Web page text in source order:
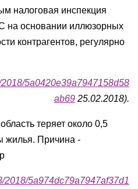
налоговая инспекция
на основании иллюзорных
контрагентов, регулярно
5a0420e39a7947158d58
ab69 25.02.2018).
теряет около 0,5
жилья. Причина -
2018/5a974dc79a7947af37d1